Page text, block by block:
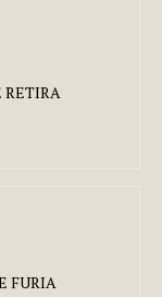
RETIRA
FURIA